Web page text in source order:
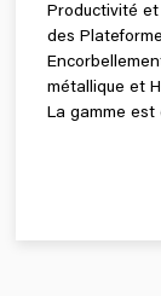
Productivité
des
métallique et
La gamme est